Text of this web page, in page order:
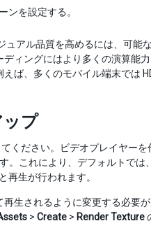
ンを設定する。
アル品質を高めるには、可能
ィングにはより多くの演算能
ば、多くのモバイル端末では
プ
ください。ビデオプレイヤー
。これにより、デフォルトで
再生が行われます。
生されるように変更する必要
> Create > Render Texture